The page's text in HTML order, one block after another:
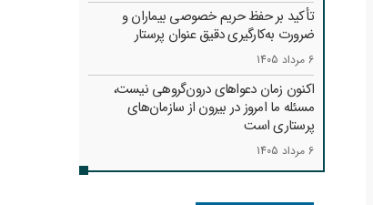
تأکید بر حفظ حریم خصوصی بیماران و
ضرورت به‌کارگیری دقیق عنوان پرستار
6 مرداد 1405
اکنون زمان دعواهای درون‌گروهی نیست،
مسئله ما امروز در بیرون از سازمان‌های
پرستاری است
6 مرداد 1405